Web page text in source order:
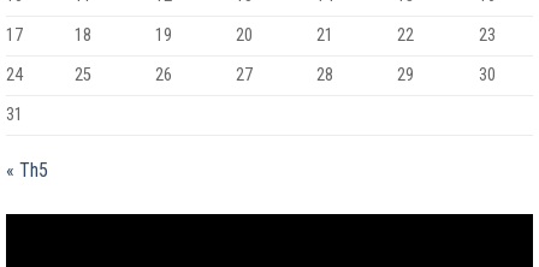
17
18 19 20 21 22
23
24
25 26 27 28 29
30
31
« Th5